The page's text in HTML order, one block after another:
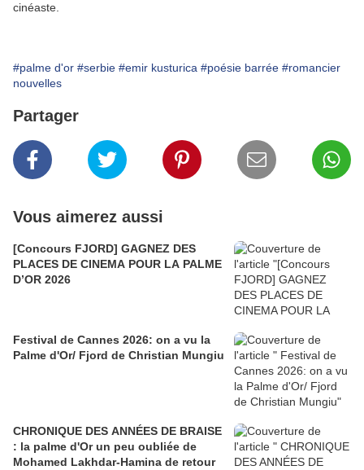
cinéaste.
#palme d'or #serbie #emir kusturica #poésie barrée #romancier
nouvelles
Partager
Vous aimerez aussi
[Concours FJORD] GAGNEZ DES
PLACES DE CINEMA POUR LA PALME
D’OR 2026
Festival de Cannes 2026: on a vu la
Palme d'Or/ Fjord de Christian Mungiu
CHRONIQUE DES ANNÉES DE BRAISE
: la palme d'Or un peu oubliée de
Mohamed Lakhdar-Hamina de retour